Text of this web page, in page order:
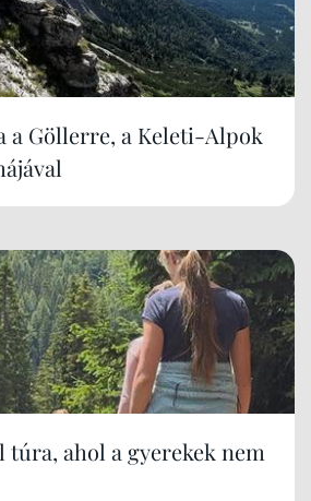
a Göllerre, a Keleti-Alpok
túra, ahol a gyerekek nem